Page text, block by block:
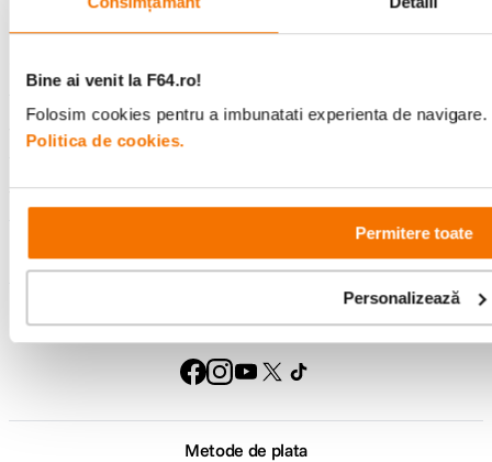
Bine ai venit la F64.ro!
Folosim cookies pentru a imbunatati experienta de
Politica de cookies.
Permitere toate
Personalizează
Suport
Service si garantii
F64 Studio
Urmareste-ne
Metode de plata